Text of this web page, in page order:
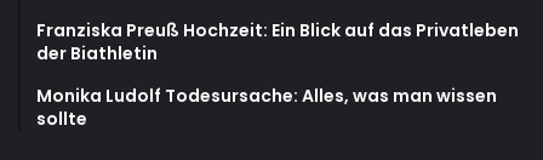
Franziska Preuß Hochzeit: Ein Blick auf das Privatleben
der Biathletin
Monika Ludolf Todesursache: Alles, was man wissen
sollte